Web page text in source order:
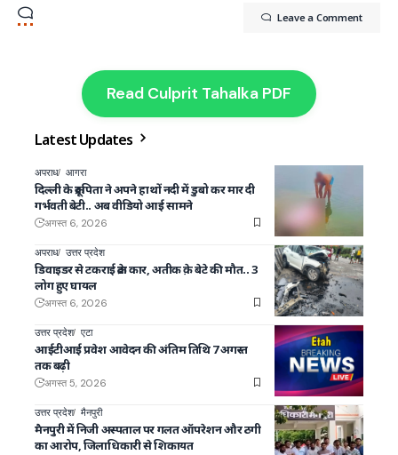
Leave a Comment
Read Culprit Tahalka PDF
Latest Updates
अपराध आगरा
दिल्ली के क्रूर पिता ने अपने हाथों नदी में डुबो कर मार दी
गर्भवती बेटी.. अब वीडियो आई सामने
अगस्त 6, 2026
अपराध उत्तर प्रदेश
डिवाइडर से टकराई क्रेटा कार, अतीक क़े बेटे की मौत.. 3
लोग हुए घायल
अगस्त 6, 2026
उत्तर प्रदेश एटा
आईटीआई प्रवेश आवेदन की अंतिम तिथि 7 अगस्त
तक बढ़ी
अगस्त 5, 2026
उत्तर प्रदेश मैनपुरी
मैनपुरी में निजी अस्पताल पर गलत ऑपरेशन और ठगी
का आरोप, जिलाधिकारी से शिकायत